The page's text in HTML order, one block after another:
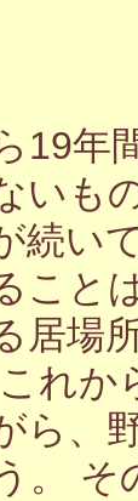
19年
いも
続い
こと
居場
れか
ら、
。 そ